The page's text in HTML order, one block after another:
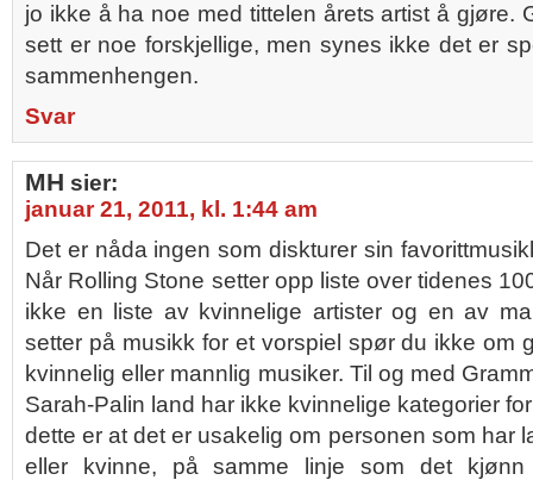
jo ikke å ha noe med tittelen årets artist å gjøre.
sett er noe forskjellige, men synes ikke det er
sammenhengen.
Svar
MH sier:
januar 21, 2011, kl. 1:44 am
Det er nåda ingen som diskturer sin
Når Rolling Stone setter opp liste over tidenes
ikke en liste av kvinnelige artister og en av
setter på musikk for et vorspiel spør du ikke om
kvinnelig eller mannlig musiker. Til og med
Sarah-Palin land har ikke kvinnelige kategorier
dette er at det er usakelig om personen som har
eller kvinne, på samme linje som det kjønn